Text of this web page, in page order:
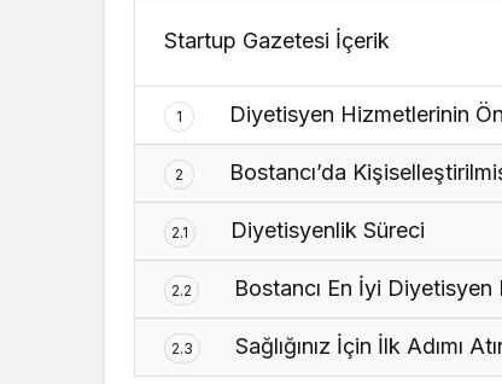
Startup Gazetesi İçerik
1 Diyetisyen Hizmetlerinin
2 Bostancı’da
2.1 Diyetisyenlik Süreci
2.2 Bostancı En İyi Diyetisyen
2.3 Sağlığınız İçin İlk Adımı